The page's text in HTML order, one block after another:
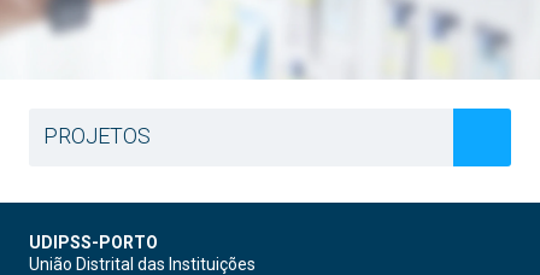
PROJETOS
UDIPSS-PORTO PELA INOVAÇÃO SOCIAL
UDIPSS-PORTO
União Distrital das Instituições